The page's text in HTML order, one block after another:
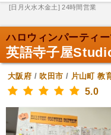
[日月火水木金土] 24時間営業
ハロウィンパーティー
英語寺子屋
大阪府 / 吹田市 / 片山町 教
5.0